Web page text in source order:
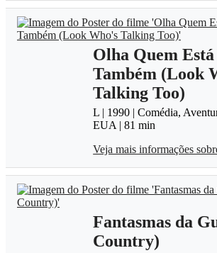
Olha Quem
Também (Look
Talking Too)
L | 1990 | Comédia,
EUA | 81 min
Veja mais informações
Fantasmas da
Country)